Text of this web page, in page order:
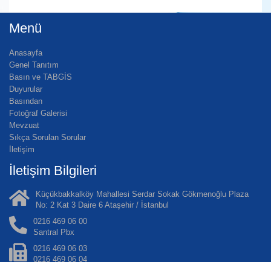
Menü
Anasayfa
Genel Tanıtım
Basın ve TABGİS
Duyurular
Basından
Fotoğraf Galerisi
Mevzuat
Sıkça Sorulan Sorular
İletişim
İletişim Bilgileri
Küçükbakkalköy Mahallesi Serdar Sokak Gökmenoğlu Plaza
No: 2 Kat 3 Daire 6 Ataşehir / İstanbul
0216 469 06 00
Santral Pbx
0216 469 06 03
0216 469 06 04